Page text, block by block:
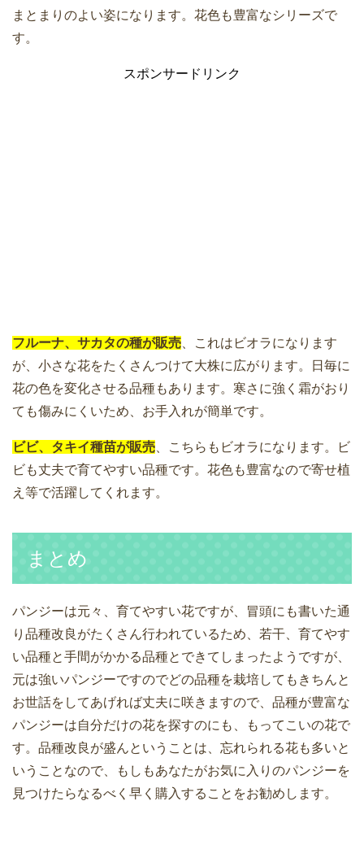
まとまりのよい姿になります。花色も豊富なシリーズで
す。
スポンサードリンク
フルーナ、サカタの種が販売 、これはビオラになります
が、小さな花をたくさんつけて大株に広がります。日毎に
花の色を変化させる品種もあります。寒さに強く霜がおり
ても傷みにくいため、お手入れが簡単です。
ビビ、タキイ種苗が販売 、こちらもビオラになります。ビ
ビも丈夫で育てやすい品種です。花色も豊富なので寄せ植
え等で活躍してくれます。
まとめ
パンジーは元々、育てやすい花ですが、冒頭にも書いた通
り品種改良がたくさん行われているため、若干、育てやす
い品種と手間がかかる品種とできてしまったようですが、
元は強いパンジーですのでどの品種を栽培してもきちんと
お世話をしてあげれば丈夫に咲きますので、品種が豊富な
パンジーは自分だけの花を探すのにも、もってこいの花で
す。品種改良が盛んということは、忘れられる花も多いと
いうことなので、もしもあなたがお気に入りのパンジーを
見つけたらなるべく早く購入することをお勧めします。